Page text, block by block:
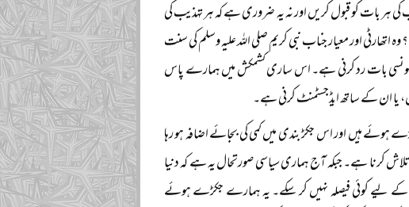
ہر بات کو قبول کریں اور نہ یہ ضروری ہے کہ ہر تہذیب کی
اور معیار جناب نبی کریم صلی اللہ علیہ وسلم کی سنت
کونسی بات رد کرنی ہے۔ اس ساری کشمکش میں ہمارے پاس
یا ان کے ساتھ ایڈجسٹمنٹ کرنی ہے۔
ہیں اور اس جکڑ بندی میں کمی کی بجائے اضافہ ہو رہا
کرنا ہے۔ جبکہ آج ہماری سیاسی صورتحال یہ ہے کہ دنیا
لیے کوئی فیصلہ نہیں کر سکے۔ یہ ہمارے جکڑے ہوئے